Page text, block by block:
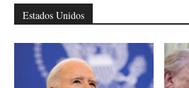
Estados Unidos